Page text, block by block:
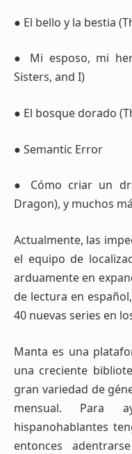
● El bello y la bestia
● Mi esposo, mi
Sisters, and I)
● El bosque dorado
● Semantic Error
● Cómo criar un
Dragon), y muchos
Actualmente, las
el equipo de
arduamente en
de lectura en
40 nuevas series en
Manta es una
una creciente
gran variedad de
mensual. Para
hispanohablantes
entonces